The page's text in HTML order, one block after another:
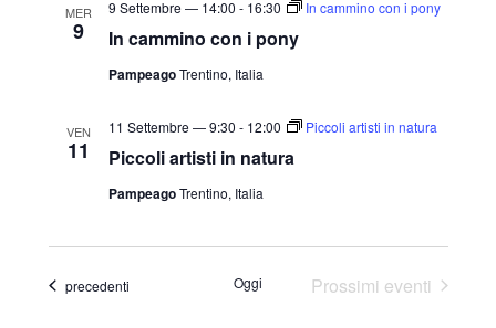
MER
9 In cammino con i pony
9 Settembre — 14:00 - 16:30 In cammino con i pony
PampeagoTrentino, Italia
VEN
11 Piccoli artisti in natura
11 Settembre — 9:30 - 12:00 Piccoli artisti in natura
PampeagoTrentino, Italia
Eventi
precedenti Oggi Prossimi eventi